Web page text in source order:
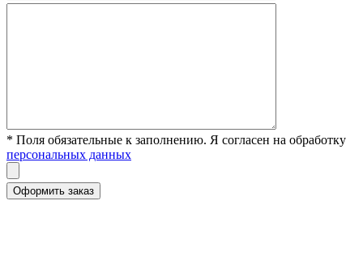
* Поля обязательные к заполнению. Я согласен на обработку
персональных данных